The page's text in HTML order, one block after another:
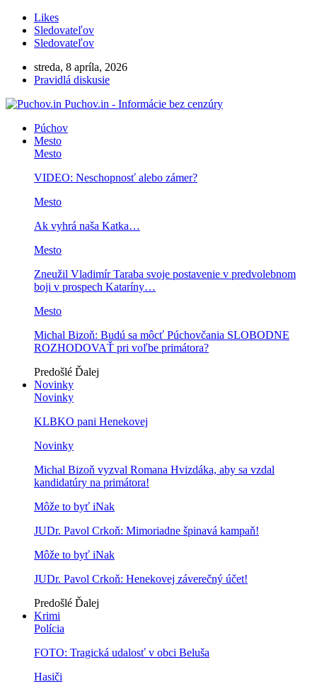
Likes
Sledovateľov
Sledovateľov
streda, 8 apríla, 2026
Pravidlá diskusie
Puchov.in - Informácie bez cenzúry
Púchov
Mesto
Mesto
VIDEO: Neschopnosť alebo zámer?
Mesto
Ak vyhrá naša Katka…
Mesto
Zneužil Vladimír Taraba svoje postavenie v predvolebnom
boji v prospech Kataríny…
Mesto
Michal Bizoň: Budú sa môcť Púchovčania SLOBODNE
ROZHODOVAŤ pri voľbe primátora?
Predošlé Ďalej
Novinky
Novinky
KLBKO pani Henekovej
Novinky
Michal Bizoň vyzval Romana Hvizdáka, aby sa vzdal
kandidatúry na primátora!
Môže to byť iNak
JUDr. Pavol Crkoň: Mimoriadne špinavá kampaň!
Môže to byť iNak
JUDr. Pavol Crkoň: Henekovej záverečný účet!
Predošlé Ďalej
Krimi
Polícia
FOTO: Tragická udalosť v obci Beluša
Hasiči